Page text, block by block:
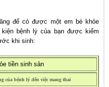
để có được một em bé khỏe
bệnh lý của bạn được kiểm
khi sinh:
tiền sinh sản
của bệnh lý đến việc mang thai